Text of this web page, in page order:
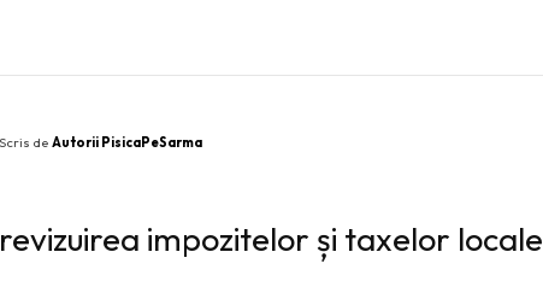
Scris de Autorii PisicaPeSarma
revizuirea impozitelor și taxelor locale